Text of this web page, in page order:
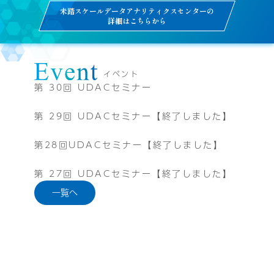
未踏スケールデータアナリティクスセンターの
詳細はこちらから
イベント
一覧へ
第 30回 UDACセミナー
第 29回 UDACセミナー【終了しました】
第28回UDACセミナー【終了しました】
第 27回 UDACセミナー【終了しました】